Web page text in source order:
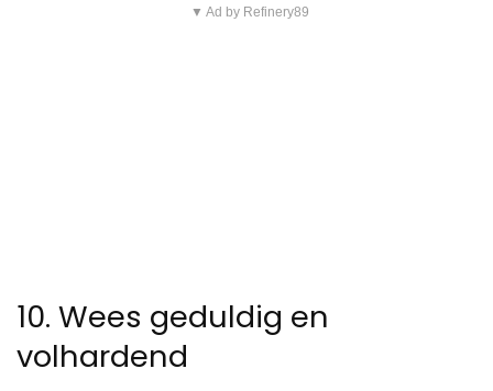
▼ Ad by Refinery89
10. Wees geduldig en
volhardend